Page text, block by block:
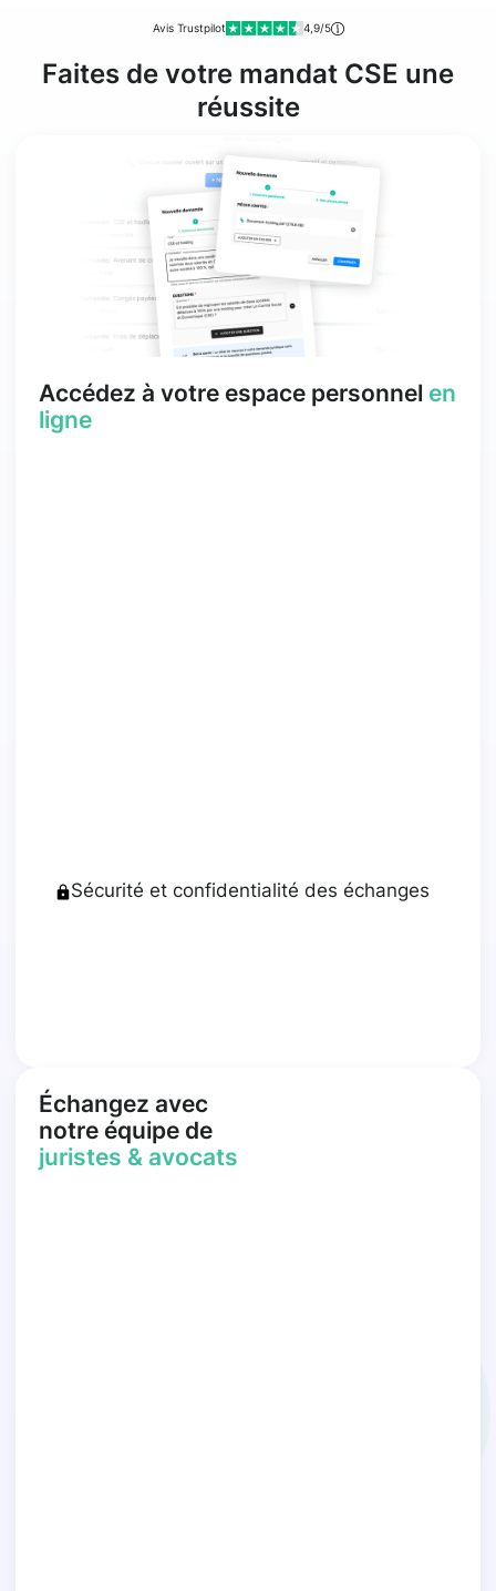
Avis Trustpilot 4,9/5
Faites de votre mandat CSE une
réussite
Accédez à votre espace personnel en
ligne
Sécurité et confidentialité des échanges
Échangez avec
notre équipe de
juristes & avocats